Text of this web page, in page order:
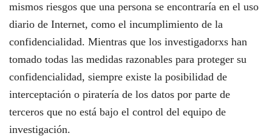
mismos riesgos que una persona se encontraría en el uso
diario de Internet, como el incumplimiento de la
confidencialidad. Mientras que los investigadorxs han
tomado todas las medidas razonables para proteger su
confidencialidad, siempre existe la posibilidad de
interceptación o piratería de los datos por parte de
terceros que no está bajo el control del equipo de
investigación.